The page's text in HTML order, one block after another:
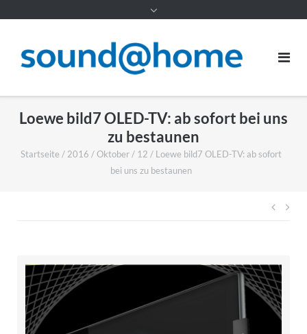
Loewe bild7 OLED-TV: ab sofort bei uns
zu bestaunen
Startseite / 2016 / Oktober / 12 / Loewe bild7 OLED-TV: ab sofort
bei uns zu bestaunen